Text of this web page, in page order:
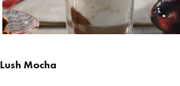
Lush Mocha